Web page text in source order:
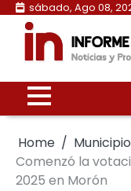
Skip
content
sábado, Ago 08,
Home
Comenzó la
2025 en Morón